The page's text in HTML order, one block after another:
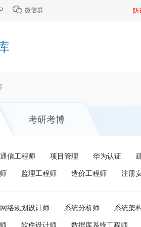
微信群 防
考研考博
通信工程师 项目管理 华为认证
监理工程师 造价工程师 注册
网络规划设计师 系统分析师 系统架
软件设计师 数据库系统工程师